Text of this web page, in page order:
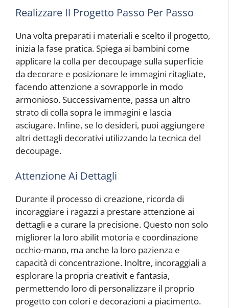
Realizzare Il Progetto Passo Per Passo
Una volta preparati i materiali e scelto il progetto,
inizia la fase pratica. Spiega ai bambini come
applicare la colla per decoupage sulla superficie
da decorare e posizionare le immagini ritagliate,
facendo attenzione a sovrapporle in modo
armonioso. Successivamente, passa un altro
strato di colla sopra le immagini e lascia
asciugare. Infine, se lo desideri, puoi aggiungere
altri dettagli decorativi utilizzando la tecnica del
decoupage.
Attenzione Ai Dettagli
Durante il processo di creazione, ricorda di
incoraggiare i ragazzi a prestare attenzione ai
dettagli e a curare la precisione. Questo non solo
migliorer la loro abilit motoria e coordinazione
occhio-mano, ma anche la loro pazienza e
capacità di concentrazione. Inoltre, incoraggiali a
esplorare la propria creativit e fantasia,
permettendo loro di personalizzare il proprio
progetto con colori e decorazioni a piacimento.